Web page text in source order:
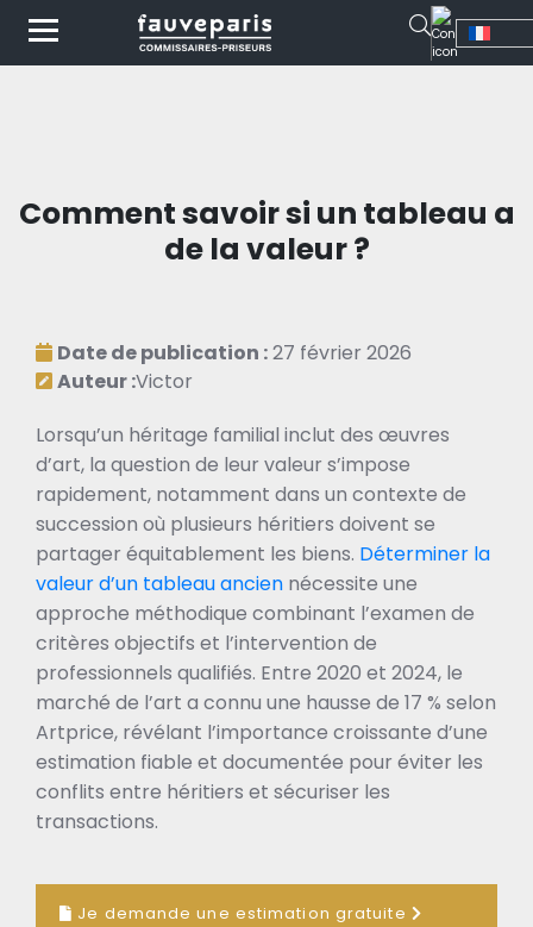
Comment savoir si un tableau a
de la valeur ?
Date de publication :27 février 2026
Auteur :Victor
Lorsqu’un héritage familial inclut des œuvres
d’art, la question de leur valeur s’impose
rapidement, notamment dans un contexte de
succession où plusieurs héritiers doivent se
partager équitablement les biens. Déterminer la
valeur d’un tableau ancien nécessite une
approche méthodique combinant l’examen de
critères objectifs et l’intervention de
professionnels qualifiés. Entre 2020 et 2024, le
marché de l’art a connu une hausse de 17 % selon
Artprice, révélant l’importance croissante d’une
estimation fiable et documentée pour éviter les
conflits entre héritiers et sécuriser les
transactions.
Je demande une estimation gratuite